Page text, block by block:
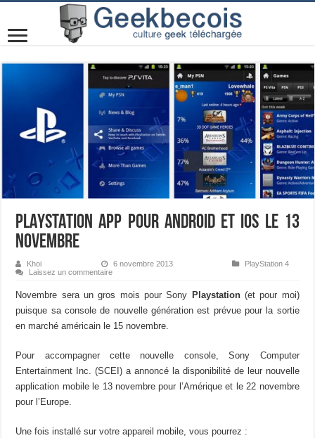
PLAYSTATION APP pour Android et IOS le 13
novembre
Khoi 6 novembre 2013
PlayStation 4
Laissez un commentaire
Novembre sera un gros mois pour Sony Playstation(et pour moi)
puisque sa console de nouvelle génération est prévue pour la sortie
en marché américain le 15 novembre.
Pour accompagner cette nouvelle console, Sony Computer
Entertainment Inc. (SCEI) a annoncé la disponibilité de leur nouvelle
application mobile le 13 novembre pour l’Amérique et le 22 novembre
pour l’Europe.
Une fois installé sur votre appareil mobile, vous pourrez :